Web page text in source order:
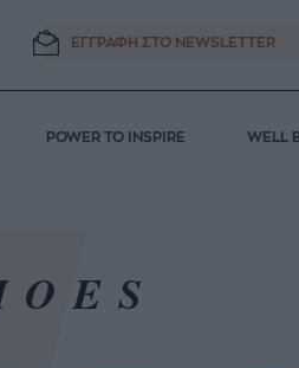
ΕΓΓΡΑΦΗ ΣΤΟ NEWSLETTER
POWER TO INSPIRE WELL